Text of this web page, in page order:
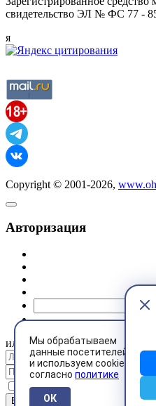
Мы обрабатываем
данные посетителей
и используем cookies
согласно политике
ОК
свидетельство ЭЛ № ФС 77 -
я
Copyright © 2001-2026,
Авторизация
или
Запомнить меня